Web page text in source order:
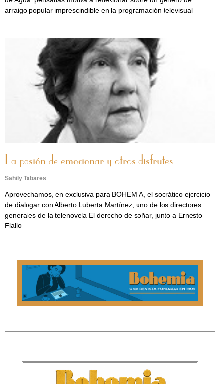
arraigo popular imprescindible en la programación televisual
La pasión de emocionar y otros disfrutes
Sahily Tabares
Aprovechamos, en exclusiva para BOHEMIA, el socrático ejercicio
de dialogar con Alberto Luberta Martínez, uno de los directores
generales de la telenovela El derecho de soñar, junto a Ernesto
Fiallo